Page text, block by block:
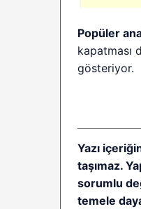
Popüler
kapatması
gösteriyor.
Yazı
taşımaz.
sorumlu
temele